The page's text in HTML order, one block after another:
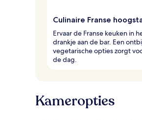
Culinaire Franse
Ervaar de Franse keuken in
drankje aan de bar. Een
vegetarische opties zorgt
de dag.
Kameropties